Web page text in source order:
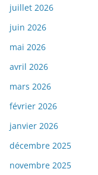
juillet 2026
juin 2026
mai 2026
avril 2026
mars 2026
février 2026
janvier 2026
décembre 2025
novembre 2025